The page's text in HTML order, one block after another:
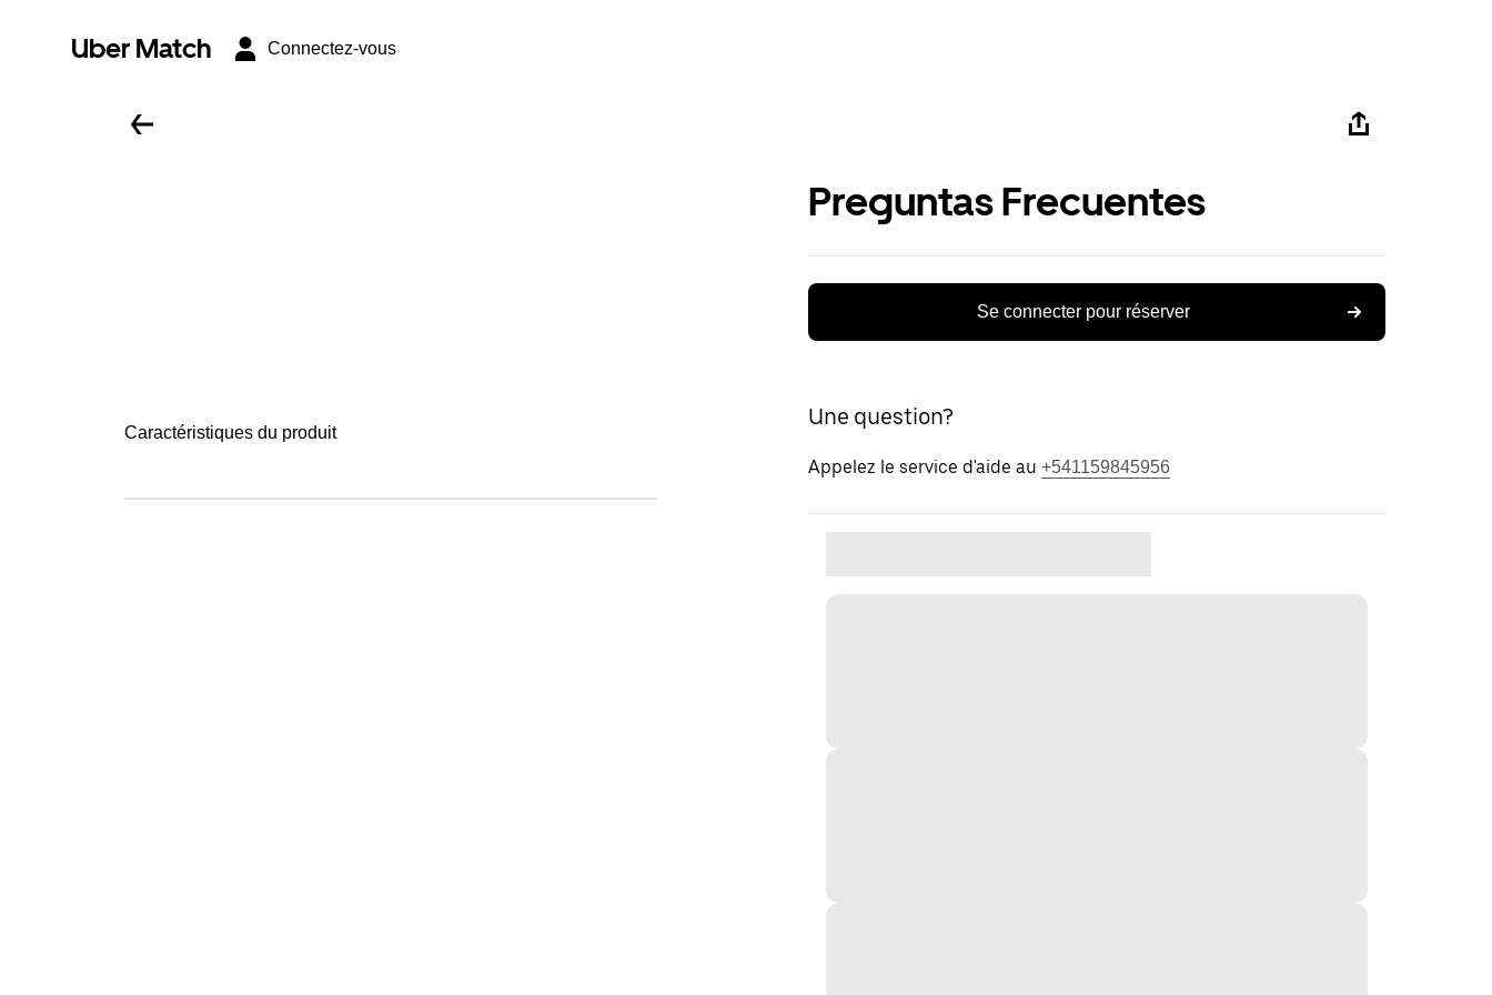
Uber Match Connectez-vous
Caractéristiques du produit
Preguntas Frecuentes
Se connecter pour réserver
Une question?
Appelez le service d'aide au +541159845956